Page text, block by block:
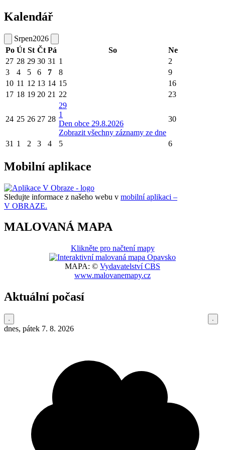
Kalendář
Srpen2026
Po Út St Čt Pá So
Ne
27 28 29 30 31 1
2
3
4 5 6 7 8
9
10 11 12 13 14 15
16
17 18 19 20 21 22 23
24 25 26 27 28
29
1
Den obce 29.8.2026
Zobrazit všechny záznamy ze dne
30
31 1 2 3 4 5 6
Mobilní aplikace
Sledujte informace z našeho webu v mobilní aplikaci –
V OBRAZE.
MALOVANÁ MAPA
Klikněte pro načtení mapy
MAPA: © Vydavatelství CBS
www.malovanemapy.cz
Aktuální počasí
dnes, pátek 7. 8. 2026